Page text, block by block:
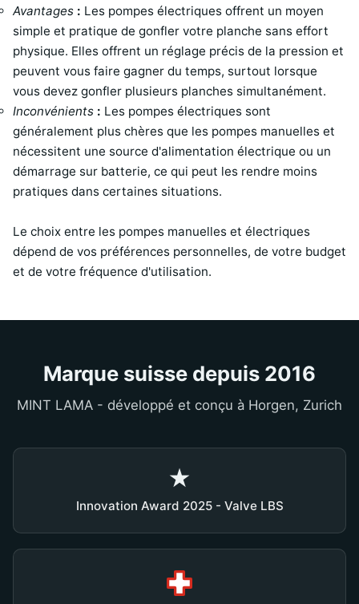
Avantages : Les pompes électriques offrent un moyen
simple et pratique de gonfler votre planche sans effort
physique. Elles offrent un réglage précis de la pression et
peuvent vous faire gagner du temps, surtout lorsque
vous devez gonfler plusieurs planches simultanément.
Inconvénients : Les pompes électriques sont
généralement plus chères que les pompes manuelles et
nécessitent une source d'alimentation électrique ou un
démarrage sur batterie, ce qui peut les rendre moins
pratiques dans certaines situations.
Le choix entre les pompes manuelles et électriques
dépend de vos préférences personnelles, de votre budget
et de votre fréquence d'utilisation.
Marque suisse depuis 2016
MINT LAMA - développé et conçu à Horgen, Zurich
★
Innovation Award 2025 - Valve LBS